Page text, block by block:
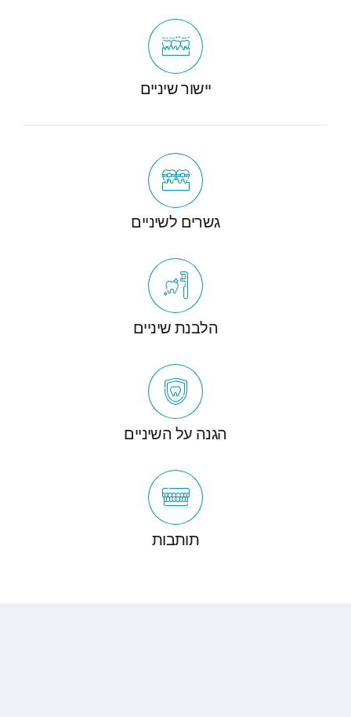
יישור שיניים
גשרים לשיניים
הלבנת שיניים
הגנה על השיניים
תותבות